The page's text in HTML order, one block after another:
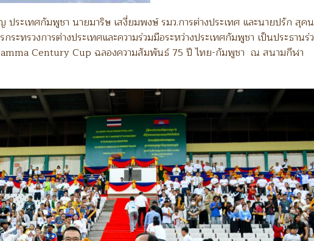
ระเทศกัมพูชา นายมาริษ เสงี่ยมพงษ์ รมว.การต่างประเทศ และนายปรัก สุคน
ะทรวงการต่างประเทศและความร่วมมือระหว่างประเทศกัมพูชา เป็นประธานร่
Century Cup ฉลองความสัมพันธ์ 75 ปี ไทย-กัมพูชา ณ สนามกีฬา